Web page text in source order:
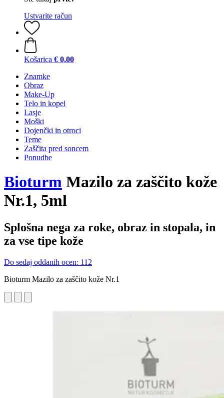
Ustvarite račun
Košarica € 0,00
Znamke
Obraz
Make-Up
Telo in kopel
Lasje
Moški
Dojenčki in otroci
Teme
Zaščita pred soncem
Ponudbe
Bioturm Mazilo za zaščito kože
Nr.1, 5ml
Splošna nega za roke, obraz in stopala, in
za vse tipe kože
Do sedaj oddanih ocen: 112
Bioturm Mazilo za zaščito kože Nr.1